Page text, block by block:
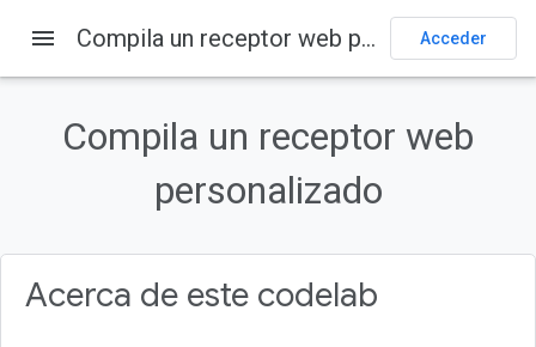
Página principal Productos Cast Codelabs
1. Descripción general
¿Qué es Google Cast?
menu Compila un receptor web personalizado Acceder
Compila un receptor web
personalizado
Acerca de este codelab